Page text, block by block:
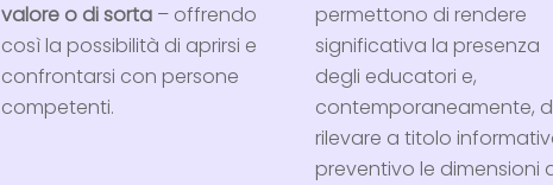
valore o di sorta – offrendo
così la possibilità di aprirsi e
confrontarsi con persone
competenti.
permettono di rendere
significativa la presenza
degli educatori e,
contemporaneamente,
rilevare a titolo
preventivo le dimensioni